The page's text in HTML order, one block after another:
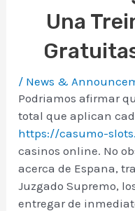
Una
/ News &
Podriamos afirmar
total que aplican
https://casumo-
casinos online. No
acerca de Espana,
Juzgado Supremo,
entregar de